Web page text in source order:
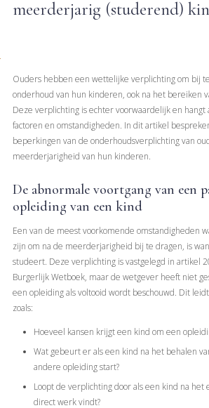
meerderjarig (studerend)
Ouders hebben een wettelijke verplichting om bij
onderhoud van hun kinderen, ook na het bereiken
Deze verplichting is echter voorwaardelijk en hangt
factoren en omstandigheden. In dit artikel
beperkingen van de onderhoudsverplichting van
meerderjarigheid van hun kinderen.
De abnormale voortgang van een
opleiding van een kind
Een van de meest voorkomende omstandigheden
zijn om na de meerderjarigheid bij te dragen, is
studeert. Deze verplichting is vastgelegd in artikel
Burgerlijk Wetboek, maar de wetgever heeft niet
een opleiding als voltooid wordt beschouwd. Dit
zoals:
Hoeveel kansen krijgt een kind om een
Wat gebeurt er als een kind na het behalen
andere opleiding start?
Loopt de verplichting door als een kind na
direct werk vindt?